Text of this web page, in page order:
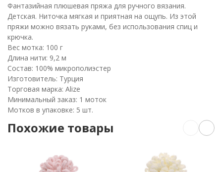
Фантазийная плюшевая пряжа для ручного вязания.
Детская. Ниточка мягкая и приятная на ощупь. Из этой
пряжи можно вязать руками, без использования спиц и
крючка.
Вес мотка: 100 г
Длина нити: 9,2 м
Состав: 100% микрополиэстер
Изготовитель: Турция
Торговая марка: Alize
Минимальный заказ: 1 моток
Мотков в упаковке: 5 шт.
Похожие товары